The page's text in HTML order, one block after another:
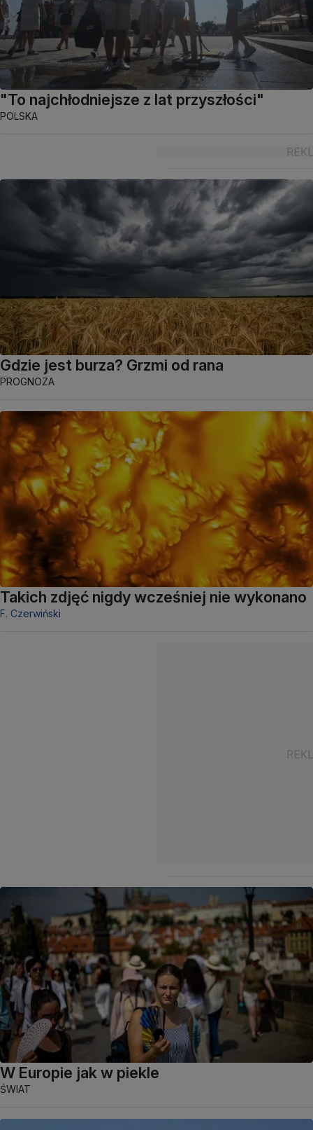
"To najchłodniejsze z lat przyszłości"
POLSKA
Gdzie jest burza? Grzmi od rana
PROGNOZA
Takich zdjęć nigdy wcześniej nie wykonano
F. Czerwiński
W Europie jak w piekle
ŚWIAT